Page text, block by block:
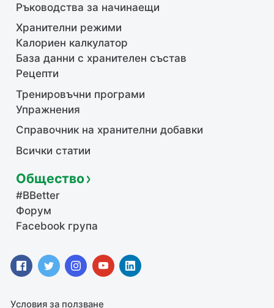
Ръководства за начинаещи
Хранителни режими
Калориен калкулатор
База данни с хранителен състав
Рецепти
Тренировъчни програми
Упражнения
Справочник на хранителни добавки
Всички статии
Общество
#BBetter
Форум
Facebook група
Условия за ползване